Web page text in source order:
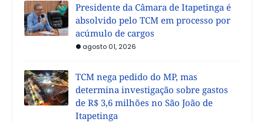
Presidente da Câmara de Itapetinga é
absolvido pelo TCM em processo por
acúmulo de cargos
agosto 01, 2026
TCM nega pedido do MP, mas
determina investigação sobre gastos
de R$ 3,6 milhões no São João de
Itapetinga